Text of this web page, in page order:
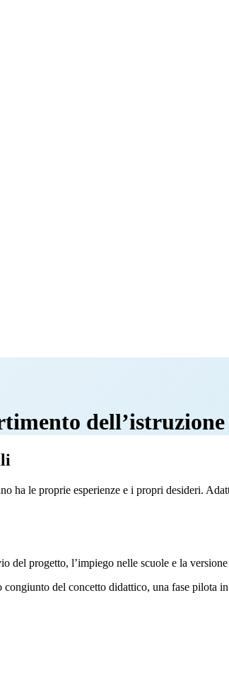
ha le proprie esperienze e i propri desideri.
progetto, l’impiego nelle scuole e la versione
del concetto didattico, una fase pilota